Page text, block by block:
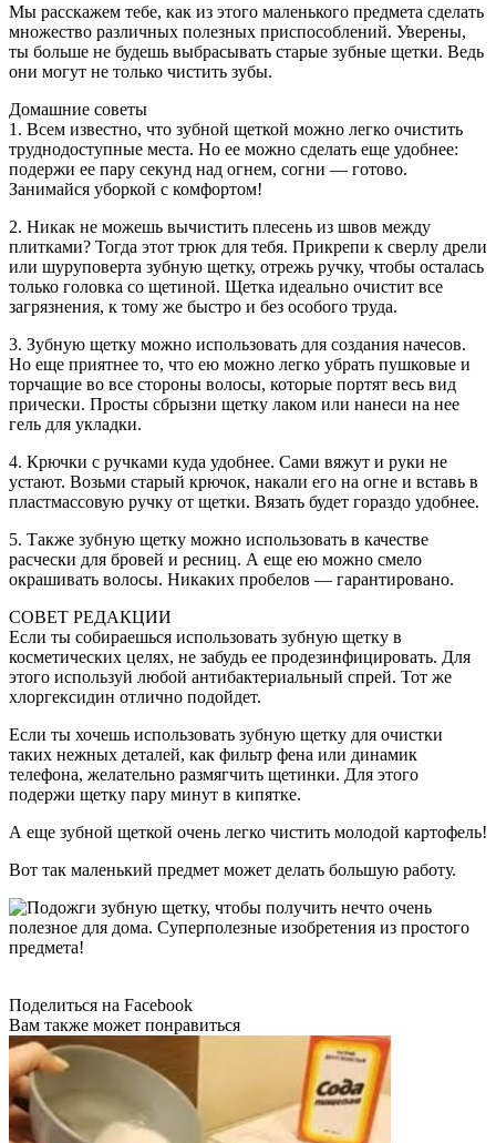
Мы расскажем тебе, как из этого маленького предмета сделать
множество различных полезных приспособлений. Уверены,
ты больше не будешь выбрасывать старые зубные щетки. Ведь
они могут не только чистить зубы.
Домашние советы
1. Всем известно, что зубной щеткой можно легко очистить
труднодоступные места. Но ее можно сделать еще удобнее:
подержи ее пару секунд над огнем, согни — готово.
Занимайся уборкой с комфортом!
2. Никак не можешь вычистить плесень из швов между
плитками? Тогда этот трюк для тебя. Прикрепи к сверлу дрели
или шуруповерта зубную щетку, отрежь ручку, чтобы осталась
только головка со щетиной. Щетка идеально очистит все
загрязнения, к тому же быстро и без особого труда.
3. Зубную щетку можно использовать для создания начесов.
Но еще приятнее то, что ею можно легко убрать пушковые и
торчащие во все стороны волосы, которые портят весь вид
прически. Просты сбрызни щетку лаком или нанеси на нее
гель для укладки.
4. Крючки с ручками куда удобнее. Сами вяжут и руки не
устают. Возьми старый крючок, накали его на огне и вставь в
пластмассовую ручку от щетки. Вязать будет гораздо удобнее.
5. Также зубную щетку можно использовать в качестве
расчески для бровей и ресниц. А еще ею можно смело
окрашивать волосы. Никаких пробелов — гарантировано.
СОВЕТ РЕДАКЦИИ
Если ты собираешься использовать зубную щетку в
косметических целях, не забудь ее продезинфицировать. Для
этого используй любой антибактериальный спрей. Тот же
хлоргексидин отлично подойдет.
Если ты хочешь использовать зубную щетку для очистки
таких нежных деталей, как фильтр фена или динамик
телефона, желательно размягчить щетинки. Для этого
подержи щетку пару минут в кипятке.
А еще зубной щеткой очень легко чистить молодой картофель!
Вот так маленький предмет может делать большую работу.
Поделиться на Facebook
Вам также может понравиться